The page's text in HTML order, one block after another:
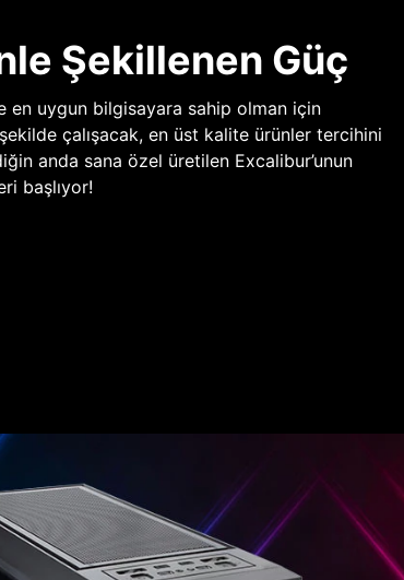
Şekillenen Güç
en uygun bilgisayara sahip olman için
çalışacak, en üst kalite ürünler tercihini
anda sana özel üretilen Excalibur’unun
başlıyor!